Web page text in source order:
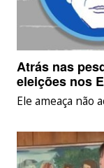
Atrás nas
eleições nos
Ele ameaça não